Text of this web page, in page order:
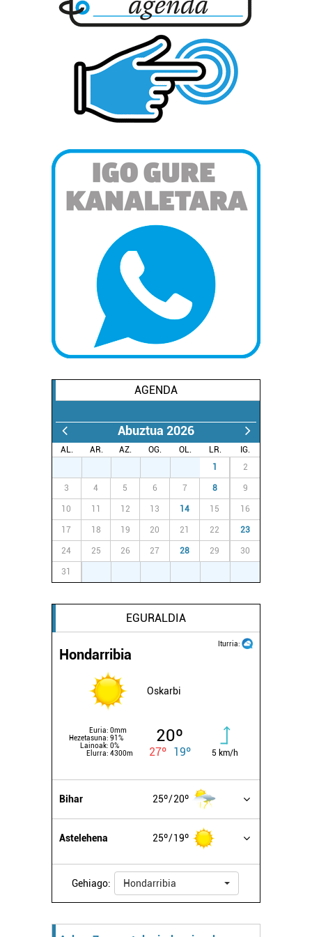
AGENDA
Abuztua 2026
AL. AR. AZ. OG. OL. LR.
IG.
1 2
3 4 5 6 7 8 9
10 11 12 13 14 15 16
17 18 19 20 21 22 23
24 25 26 27 28 29 30
31
EGURALDIA
Iturria:
Hondarribia
Oskarbi
Euria: 0mm
Hezetasuna: 91%
Lainoak: 0%
Elurra: 4300m
20º
27º 19º 5 km/h
Bihar 25º 20º
Astelehena 25º 19º
Gehiago: Hondarribia